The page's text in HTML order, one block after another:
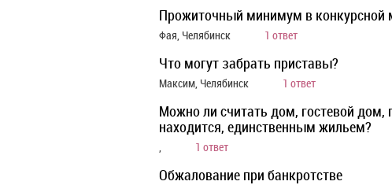
Прожиточный минимум в конкурсной
Фая, Челябинск 1 ответ
Что могут забрать приставы?
Максим, Челябинск 1 ответ
Можно ли считать дом, гостевой дом,
находится, единственным жильем?
, 1 ответ
Обжалование при банкротстве